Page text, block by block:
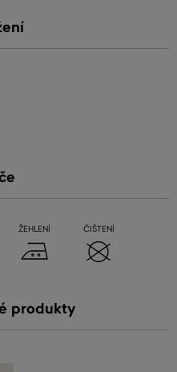
ŽEHLENÍ ČIŠTENÍ
produkty